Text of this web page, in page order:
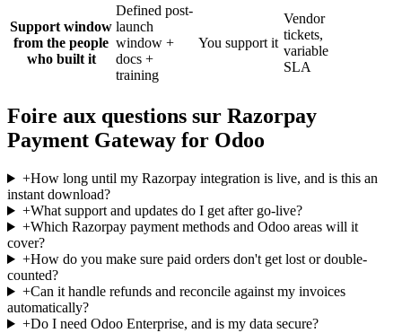
Support window
from the people
who built it
Defined post-
launch
window +
docs +
training
You support it
Vendor
tickets,
variable
SLA
Foire aux questions sur Razorpay
Payment Gateway for Odoo
+How long until my Razorpay integration is live, and is this an
instant download?
+What support and updates do I get after go-live?
+Which Razorpay payment methods and Odoo areas will it
cover?
+How do you make sure paid orders don't get lost or double-
counted?
+Can it handle refunds and reconcile against my invoices
automatically?
+Do I need Odoo Enterprise, and is my data secure?